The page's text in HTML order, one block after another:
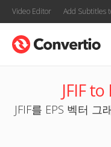
Video Editor Add Subtitles
JFIF
JFIF를 EPS 벡터